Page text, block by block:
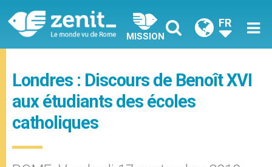
MISSION
FR
Londres : Discours de Benoît XVI
aux étudiants des écoles
catholiques